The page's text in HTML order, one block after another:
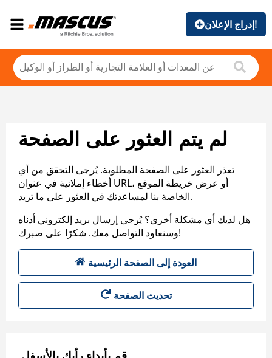
إدراج الإعلان!
لم يتم العثور على الصفحة
تعذر العثور على الصفحة المطلوبة. يُرجى التحقق من أي
أخطاء إملائية في عنوان URL، أو عرض خريطة الموقع
الخاصة بنا لمساعدتك في العثور على ما تريد.
هل لديك أي مشكلة أخرى؟ يُرجى إرسال بريد إلكتروني أدناه
وسنعاود التواصل معك. شكرًا على صبرك!
العودة إلى الصفحة الرئيسية
تحديث الصفحة